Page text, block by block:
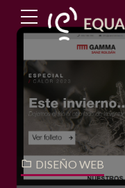
DISEÑO WEB